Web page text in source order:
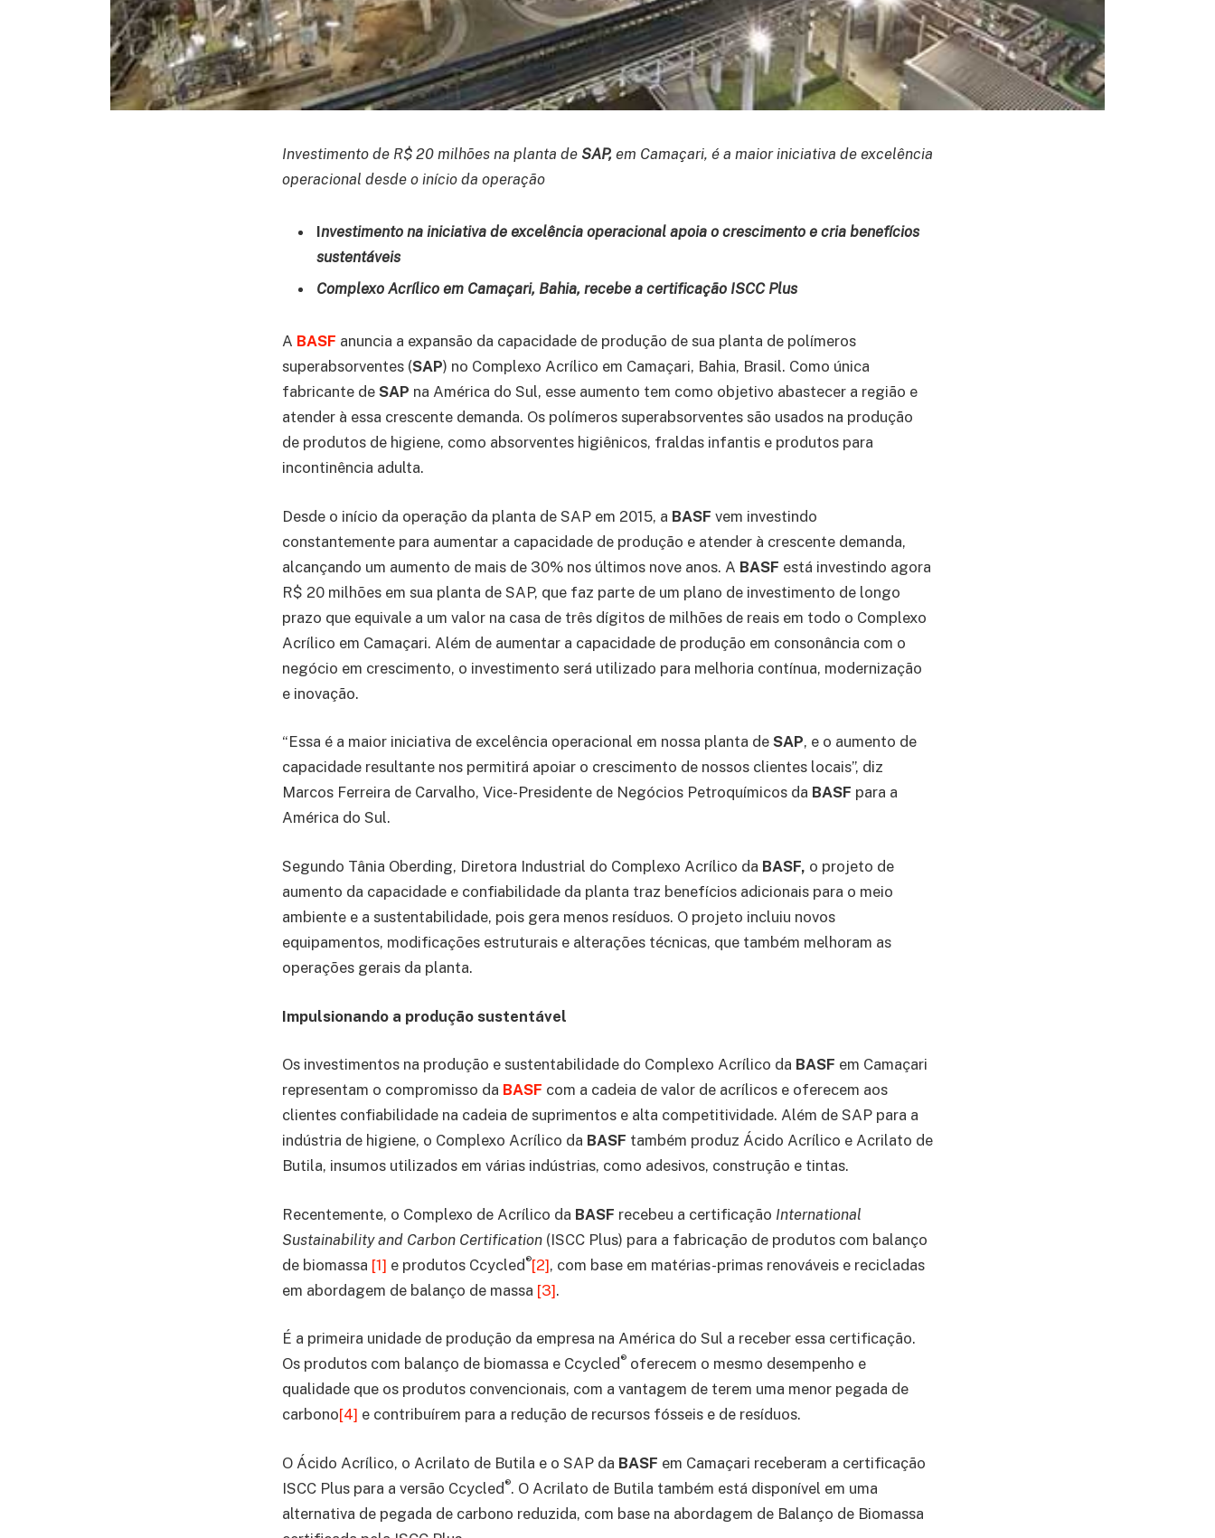
Investimento de R$ 20 milhões na planta de SAP, em Camaçari, é a maior iniciativa de excelência
operacional desde o início da operação
Investimento na iniciativa de excelência operacional apoia o crescimento e cria benefícios
sustentáveis
Complexo Acrílico em Camaçari, Bahia, recebe a certificação ISCC Plus
A BASF anuncia a expansão da capacidade de produção de sua planta de polímeros
superabsorventes (SAP) no Complexo Acrílico em Camaçari, Bahia, Brasil. Como única
fabricante de SAP na América do Sul, esse aumento tem como objetivo abastecer a região e
atender à essa crescente demanda. Os polímeros superabsorventes são usados na produção
de produtos de higiene, como absorventes higiênicos, fraldas infantis e produtos para
incontinência adulta.
Desde o início da operação da planta de SAP em 2015, a BASF vem investindo
constantemente para aumentar a capacidade de produção e atender à crescente demanda,
alcançando um aumento de mais de 30% nos últimos nove anos. A BASF está investindo agora
R$ 20 milhões em sua planta de SAP, que faz parte de um plano de investimento de longo
prazo que equivale a um valor na casa de três dígitos de milhões de reais em todo o Complexo
Acrílico em Camaçari. Além de aumentar a capacidade de produção em consonância com o
negócio em crescimento, o investimento será utilizado para melhoria contínua, modernização
e inovação.
“Essa é a maior iniciativa de excelência operacional em nossa planta de SAP, e o aumento de
capacidade resultante nos permitirá apoiar o crescimento de nossos clientes locais”, diz
Marcos Ferreira de Carvalho, Vice-Presidente de Negócios Petroquímicos da BASF para a
América do Sul.
Segundo Tânia Oberding, Diretora Industrial do Complexo Acrílico da BASF, o projeto de
aumento da capacidade e confiabilidade da planta traz benefícios adicionais para o meio
ambiente e a sustentabilidade, pois gera menos resíduos. O projeto incluiu novos
equipamentos, modificações estruturais e alterações técnicas, que também melhoram as
operações gerais da planta.
Impulsionando a produção sustentável
Os investimentos na produção e sustentabilidade do Complexo Acrílico da BASF em Camaçari
representam o compromisso da BASF com a cadeia de valor de acrílicos e oferecem aos
clientes confiabilidade na cadeia de suprimentos e alta competitividade. Além de SAP para a
indústria de higiene, o Complexo Acrílico da BASF também produz Ácido Acrílico e Acrilato de
Butila, insumos utilizados em várias indústrias, como adesivos, construção e tintas.
Recentemente, o Complexo de Acrílico da BASF recebeu a certificação International
Sustainability and Carbon Certification (ISCC Plus) para a fabricação de produtos com balanço
de biomassa [1] e produtos Ccycled®[2], com base em matérias-primas renováveis e recicladas
em abordagem de balanço de massa [3].
É a primeira unidade de produção da empresa na América do Sul a receber essa certificação.
Os produtos com balanço de biomassa e Ccycled ® oferecem o mesmo desempenho e
qualidade que os produtos convencionais, com a vantagem de terem uma menor pegada de
carbono[4] e contribuírem para a redução de recursos fósseis e de resíduos.
O Ácido Acrílico, o Acrilato de Butila e o SAP da BASF em Camaçari receberam a certificação
ISCC Plus para a versão Ccycled®. O Acrilato de Butila também está disponível em uma
alternativa de pegada de carbono reduzida, com base na abordagem de Balanço de Biomassa